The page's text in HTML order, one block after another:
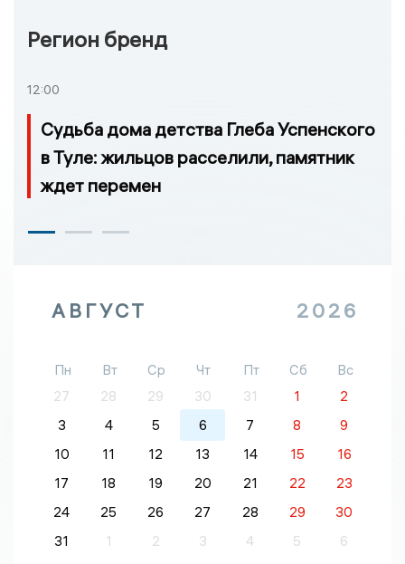
Регион бренд
12:00
Судьба дома детства Глеба Успенского
в Туле: жильцов расселили, памятник
ждет перемен
АВГУСТ 2026
Пн Вт Ср Чт Пт Сб
Вс
27
28 29 30 31 1
2
3
4 5 6 7 8
9
10
11 12 13 14 15
16
17
18 19 20 21 22
23
24
25 26 27 28 29
30
31
1 2 3 4 5 6